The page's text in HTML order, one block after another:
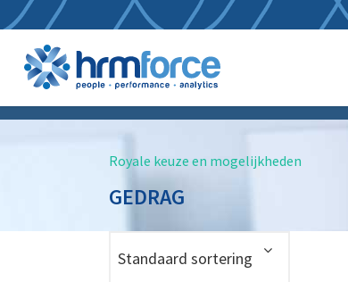
Royale keuze en mogelijkheden
GEDRAG
Standaard sortering